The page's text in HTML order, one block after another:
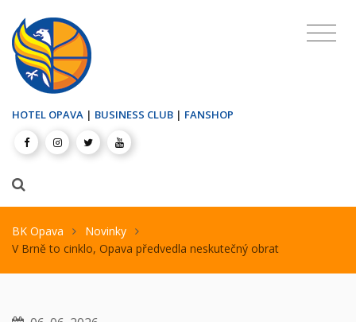
HOTEL OPAVA | BUSINESS CLUB | FANSHOP
BK Opava
Novinky
V Brně to cinklo, Opava předvedla neskutečný obrat